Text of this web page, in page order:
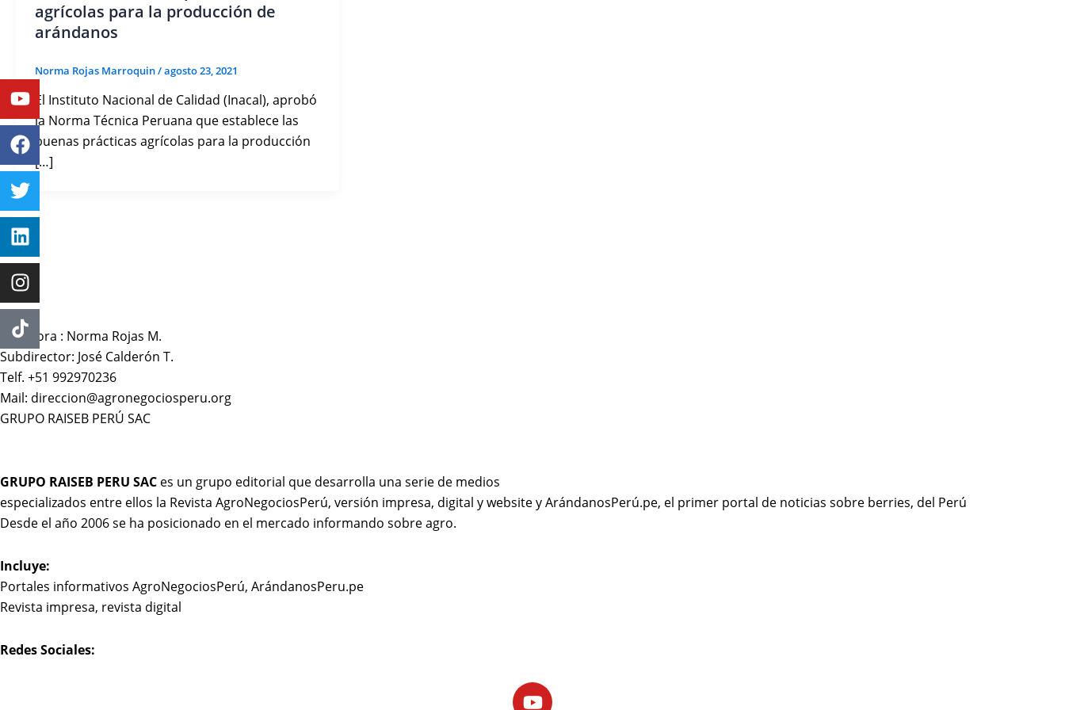
agrícolas para la producción de
arándanos
Norma Rojas Marroquin/agosto 23, 2021
El Instituto Nacional de Calidad (Inacal), aprobó
la Norma Técnica Peruana que establece las
buenas prácticas agrícolas para la producción
[…]
Directora : Norma Rojas M.
Subdirector: José Calderón T.
Telf. +51 992970236
Mail: direccion@agronegociosperu.org
GRUPO RAISEB PERÚ SAC
GRUPO RAISEB PERU SAC es un grupo editorial que desarrolla una serie de medios
especializados entre ellos la Revista AgroNegociosPerú, versión impresa, digital y website y ArándanosPerú.pe, el primer portal de noticias sobre berries, del Perú
Desde el año 2006 se ha posicionado en el mercado informando sobre agro.
Incluye:
Portales informativos AgroNegociosPerú, ArándanosPeru.pe
Revista impresa, revista digital
Redes Sociales:
Youtube
Facebook
X-
Linkedin
Instagram
Youtube
Facebook
Twitter
Linkedin
Instagram